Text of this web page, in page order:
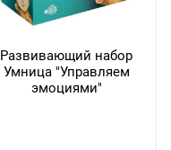
Развивающий набор
Умница "Управляем
эмоциями"